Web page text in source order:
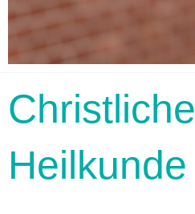
Christliche
Heilkunde